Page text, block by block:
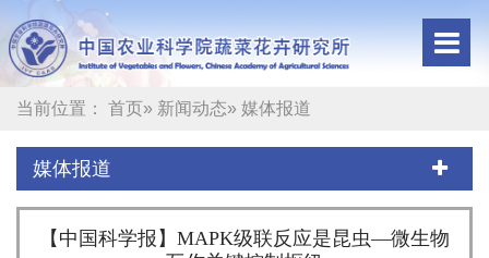
当前位置： 首页» 新闻动态» 媒体报道
媒体报道
【中国科学报】MAPK级联反应是昆虫—微生物